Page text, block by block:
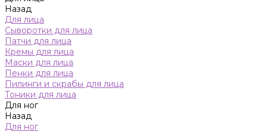
Назад
Для лица
Сыворотки для лица
Патчи для лица
Кремы для лица
Маски для лица
Пенки для лица
Пилинги и скрабы для лица
Тоники для лица
Для ног
Назад
Для ног